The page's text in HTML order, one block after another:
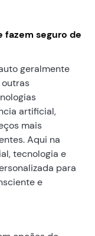
fazem seguro de
geralmente
artificial,
mais
Aqui na
tecnologia e
para
e